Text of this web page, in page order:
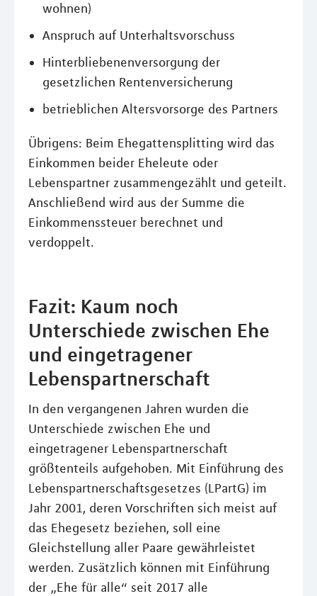
wohnen)
Anspruch auf Unterhaltsvorschuss
Hinterbliebenenversorgung der
gesetzlichen Rentenversicherung
betrieblichen Altersvorsorge des Partners
Übrigens: Beim Ehegattensplitting wird das
Einkommen beider Eheleute oder
Lebenspartner zusammengezählt und geteilt.
Anschließend wird aus der Summe die
Einkommenssteuer berechnet und
verdoppelt.
Fazit: Kaum noch
Unterschiede zwischen Ehe
und eingetragener
Lebenspartnerschaft
In den vergangenen Jahren wurden die
Unterschiede zwischen Ehe und
eingetragener Lebenspartnerschaft
größtenteils aufgehoben. Mit Einführung des
Lebenspartnerschaftsgesetzes (LPartG) im
Jahr 2001, deren Vorschriften sich meist auf
das Ehegesetz beziehen, soll eine
Gleichstellung aller Paare gewährleistet
werden. Zusätzlich können mit Einführung
der „Ehe für alle“ seit 2017 alle